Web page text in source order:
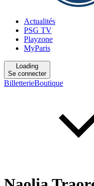
Actualités
PSG TV
Playzone
MyParis
Loading
Se connecter
BilletterieBoutique